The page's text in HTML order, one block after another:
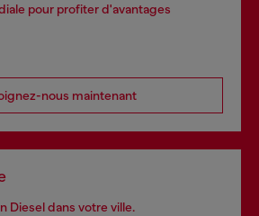
pour profiter d'avantages
nous maintenant
Diesel dans votre ville.